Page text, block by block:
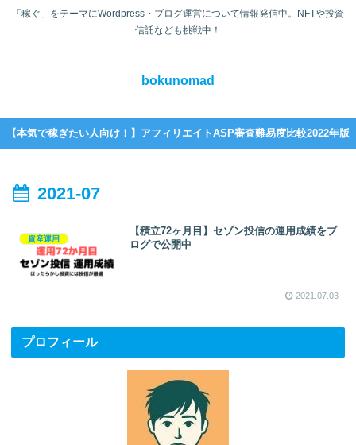
「稼ぐ」をテーマにWordpress・ブログ運営について情報発信中。NFTや投資
信託なども挑戦中！
bokunomad
【本気で稼ぎたい人向け！】アフィリエイトASP審査難易度比較2022年版
2021-07
資産運用
【積立72ヶ月目】セゾン投信の運用成績をブ
ログで公開中
2021.07.03
プロフィール